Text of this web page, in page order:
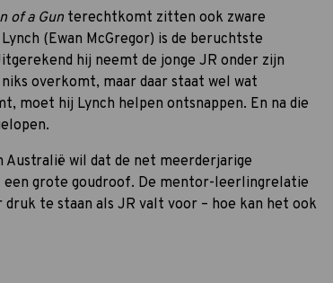
of a Gun terechtkomt zitten ook zware
(Ewan McGregor) is de beruchtste
hij neemt de jonge JR onder zijn
overkomt, maar daar staat wel wat
moet hij Lynch helpen ontsnappen. En na die
wil dat de net meerderjarige
grote goudroof. De mentor-leerlingrelatie
te staan als JR valt voor – hoe kan het ook